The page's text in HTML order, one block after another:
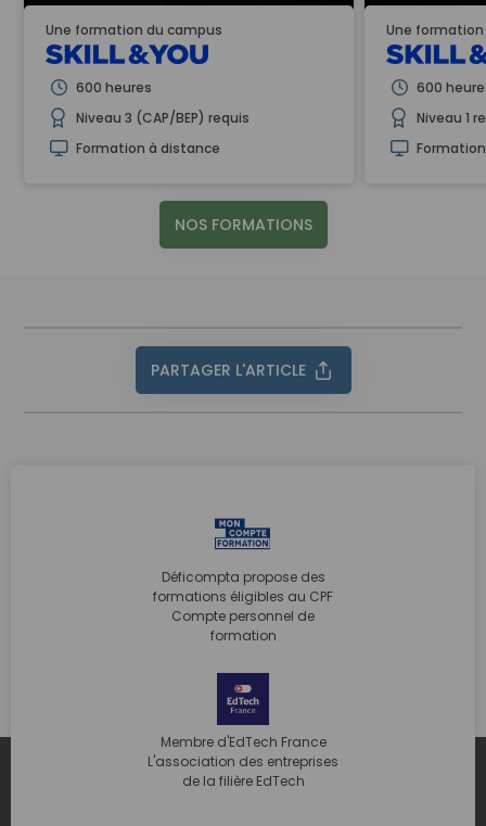
Une formation du campus
600 heures
Niveau 3 (CAP/BEP) requis
Formation à distance
Une
600
Niveau 1
NOS FORMATIONS
PARTAGER L'ARTICLE
Déficompta propose des
formations éligibles au CPF
Compte personnel de
formation
Membre d'EdTech France
L'association des entreprises
de la filière EdTech